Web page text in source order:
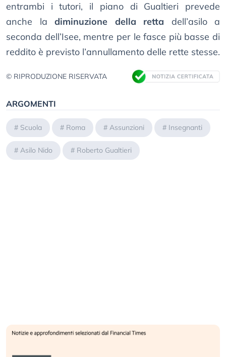
entrambi i tutori, il piano di Gualtieri prevede
anche la diminuzione della retta dell’asilo a
seconda dell’Isee, mentre per le fasce più basse di
reddito è previsto l’annullamento delle rette stesse.
© RIPRODUZIONE RISERVATA
ARGOMENTI
# Scuola # Roma # Assunzioni # Insegnanti
# Asilo Nido # Roberto Gualtieri